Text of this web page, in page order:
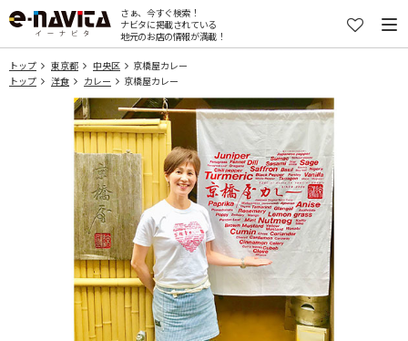
さぁ、今すぐ検索！
ナビタに掲載されている
地元のお店の情報が満載！
トップ 東京都 中央区
京橋屋カレー
トップ
洋食 カレー 京橋屋カレー